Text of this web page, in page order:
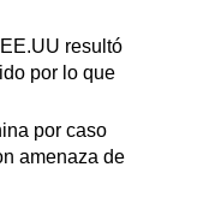
resultó
por lo que
por caso
amenaza de